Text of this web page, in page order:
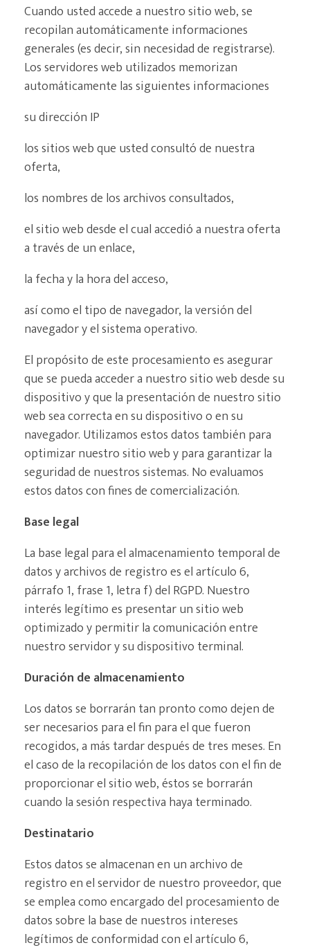
Cuando usted accede a nuestro sitio web, se
recopilan automáticamente informaciones
generales (es decir, sin necesidad de registrarse).
Los servidores web utilizados memorizan
automáticamente las siguientes informaciones
su dirección IP
los sitios web que usted consultó de nuestra
oferta,
los nombres de los archivos consultados,
el sitio web desde el cual accedió a nuestra oferta
a través de un enlace,
la fecha y la hora del acceso,
así como el tipo de navegador, la versión del
navegador y el sistema operativo.
El propósito de este procesamiento es asegurar
que se pueda acceder a nuestro sitio web desde su
dispositivo y que la presentación de nuestro sitio
web sea correcta en su dispositivo o en su
navegador. Utilizamos estos datos también para
optimizar nuestro sitio web y para garantizar la
seguridad de nuestros sistemas. No evaluamos
estos datos con fines de comercialización.
Base legal
La base legal para el almacenamiento temporal de
datos y archivos de registro es el artículo 6,
párrafo 1, frase 1, letra f) del RGPD. Nuestro
interés legítimo es presentar un sitio web
optimizado y permitir la comunicación entre
nuestro servidor y su dispositivo terminal.
Duración de almacenamiento
Los datos se borrarán tan pronto como dejen de
ser necesarios para el fin para el que fueron
recogidos, a más tardar después de tres meses. En
el caso de la recopilación de los datos con el fin de
proporcionar el sitio web, éstos se borrarán
cuando la sesión respectiva haya terminado.
Destinatario
Estos datos se almacenan en un archivo de
registro en el servidor de nuestro proveedor, que
se emplea como encargado del procesamiento de
datos sobre la base de nuestros intereses
legítimos de conformidad con el artículo 6,